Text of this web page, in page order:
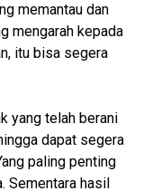
memantau dan
mengarah kepada
itu bisa segera
yang telah berani
dapat segera
paling penting
Sementara hasil